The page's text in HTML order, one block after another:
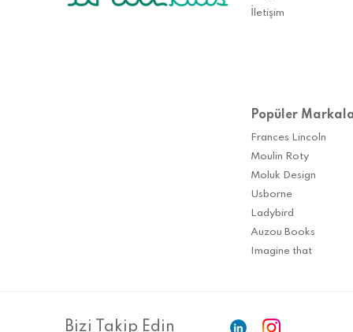
İletişim
Popüler
Frances Lincoln
Moulin Roty
Moluk Design
Usborne
Ladybird
Auzou Books
Imagine that
Bizi Takip Edin